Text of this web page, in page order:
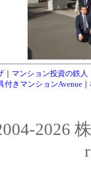
｜ マンション投資の鉄人
付きマンションAvenue｜
2026